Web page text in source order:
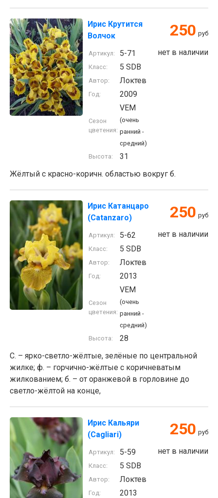
Ирис Крутится
Волчок
250 руб
нет в наличии
Артикул: 5-71
Класс: 5 SDB
Автор: Локтев
Год: 2009
Сезон
цветения:
VEM
(очень
ранний -
средний)
Высота:
31
Жёлтый с красно-коричн. областью вокруг б.
Ирис Катанцаро
(Catanzaro)
250 руб
нет в наличии
Артикул: 5-62
Класс: 5 SDB
Автор: Локтев
Год: 2013
Сезон
цветения:
VEM
(очень
ранний -
средний)
Высота:
28
С. – ярко-светло-жёлтые, зелёные по центральной
жилке; ф. – горчично-жёлтые с коричневатым
жилкованием; б. – от оранжевой в горловине до
светло-жёлтой на конце,
Ирис Кальяри
(Cagliari)
250 руб
нет в наличии
Артикул: 5-59
Класс: 5 SDB
Автор: Локтев
Год: 2013